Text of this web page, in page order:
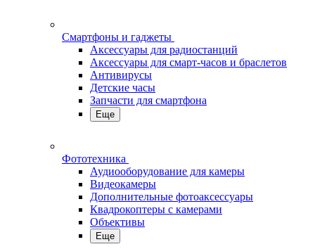
Смартфоны и гаджеты
Аксессуары для радиостанций
Аксессуары для смарт-часов и браслетов
Антивирусы
Детские часы
Запчасти для смартфона
Еще
Фототехника
Аудиооборудование для камеры
Видеокамеры
Дополнительные фотоаксессуары
Квадрокоптеры с камерами
Объективы
Еще